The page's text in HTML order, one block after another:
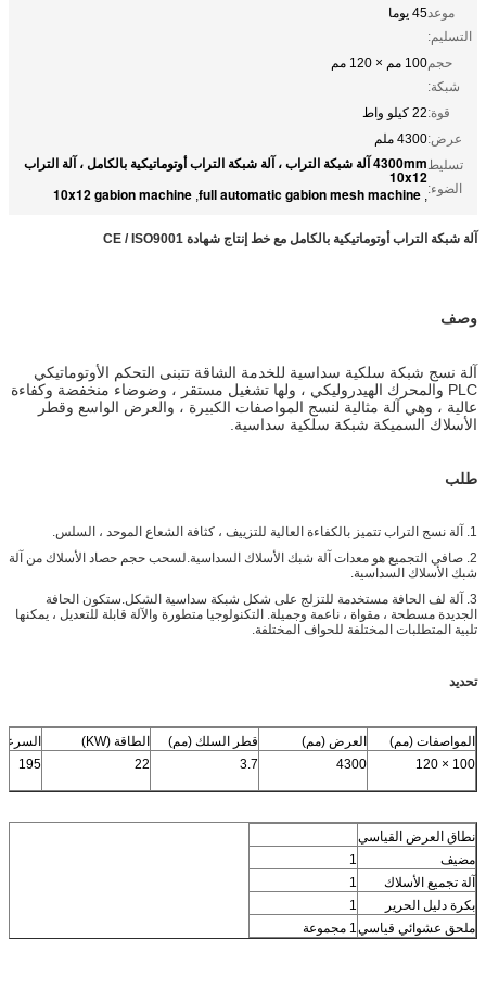
موعد
التسليم:
45 يوما
حجم
شبكة:
100 مم × 120 مم
قوة:22 كيلو واط
عرض:4300 ملم
تسليط
الضوء:
4300mm آلة شبكة التراب ، آلة شبكة التراب أوتوماتيكية بالكامل ، آلة التراب
10x12
,
full automatic gabion mesh machine
,
10x12 gabion machine
آلة شبكة التراب أوتوماتيكية بالكامل مع خط إنتاج شهادة CE / ISO9001
وصف
آلة نسج شبكة سلكية سداسية للخدمة الشاقة تتبنى التحكم الأوتوماتيكي
PLC والمحرك الهيدروليكي ، ولها تشغيل مستقر ، وضوضاء منخفضة وكفاءة
عالية ، وهي آلة مثالية لنسج المواصفات الكبيرة ، والعرض الواسع وقطر
الأسلاك السميكة شبكة سلكية سداسية.
طلب
1. آلة نسج التراب تتميز بالكفاءة العالية للتزييف ، كثافة الشعاع الموحد ، السلس.
2. صافي التجميع هو معدات آلة شبك الأسلاك السداسية.لسحب حجم حصاد الأسلاك من آلة
شبك الأسلاك السداسية.
3. آلة لف الحافة مستخدمة للتزلج على شكل شبكة سداسية الشكل.ستكون الحافة
الجديدة مسطحة ، مقواة ، ناعمة وجميلة. التكنولوجيا متطورة والآلة قابلة للتعديل ، يمكنها
تلبية المتطلبات المختلفة للحواف المختلفة.
تحديد
المواصفات (مم) العرض (مم) قطر السلك (مم) الطاقة (KW)
100 × 120
4300
3.7
22
195
نطاق العرض القياسي
مضيف
1
آلة تجميع الأسلاك
1
بكرة دليل الحرير
1
ملحق عشوائي قياسي1 مجموعة